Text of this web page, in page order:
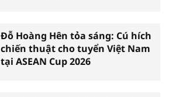
Đỗ Hoàng Hên tỏa sáng: Cú hích
chiến thuật cho tuyển Việt Nam
tại ASEAN Cup 2026